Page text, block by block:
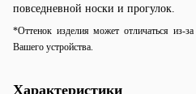
повседневной носки и прогулок.
*Оттенок изделия может отличаться из-
Вашего устройства.
Характеристики